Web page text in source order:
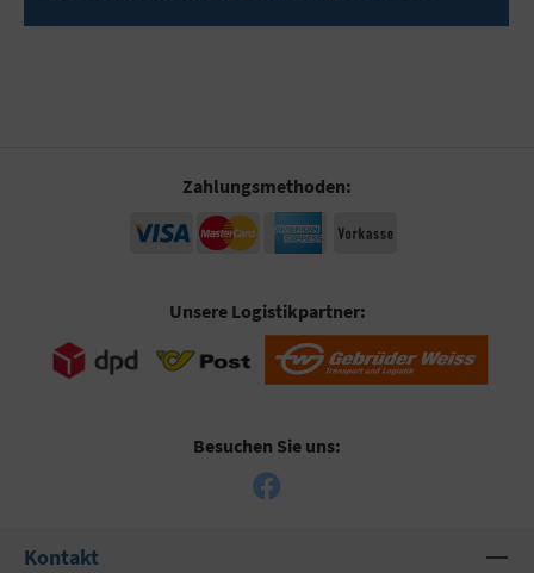
Zahlungsmethoden:
Unsere Logistikpartner:
Besuchen Sie uns:
Kontakt